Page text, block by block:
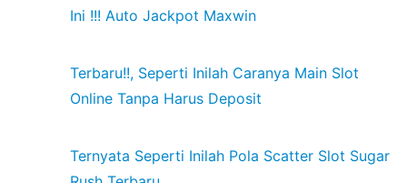
Ini !!! Auto Jackpot Maxwin
Terbaru!!, Seperti Inilah Caranya Main Slot
Online Tanpa Harus Deposit
Ternyata Seperti Inilah Pola Scatter Slot Sugar